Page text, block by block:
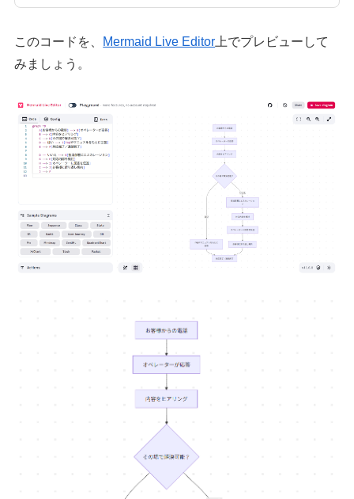
このコードを、 Mermaid Live Editor 上でプレビューして
みましょう。